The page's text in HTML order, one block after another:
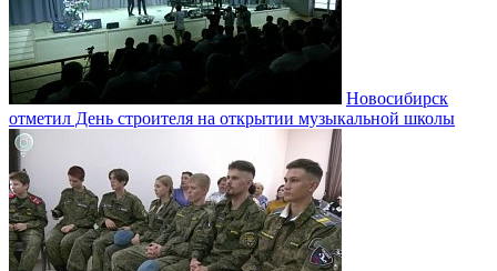
Новосибирск
отметил День строителя на открытии музыкальной школы